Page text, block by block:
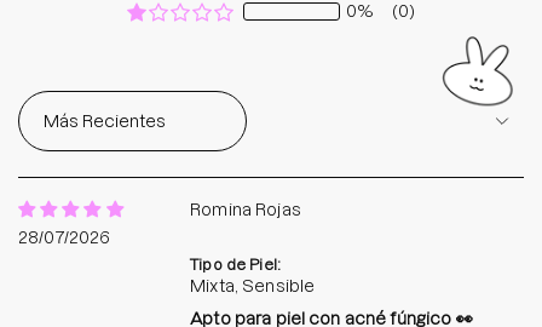
0%
(0)
Sort by
28/07/2026
Romina Rojas
Tipo de Piel:
Mixta, Sensible
Apto para piel con acné fúngico 👀